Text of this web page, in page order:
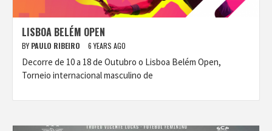
LISBOA BELÉM OPEN
BY PAULO RIBEIRO 6 YEARS AGO
Decorre de 10 a 18 de Outubro o Lisboa Belém Open,
Torneio internacional masculino de